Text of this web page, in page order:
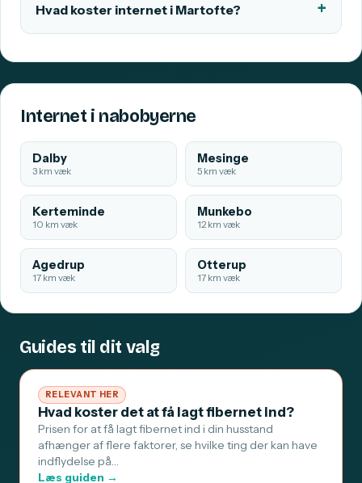
Hvad koster internet i Martofte?
Internet i nabobyerne
Dalby
3 km væk
Mesinge
5 km væk
Kerteminde
10 km væk
Munkebo
12 km væk
Agedrup
17 km væk
Otterup
17 km væk
Guides til dit valg
RELEVANT HER
Hvad koster det at få lagt fibernet ind?
Prisen for at få lagt fibernet ind i din husstand
afhænger af flere faktorer, se hvilke ting der kan have
indflydelse på…
Læs guiden →